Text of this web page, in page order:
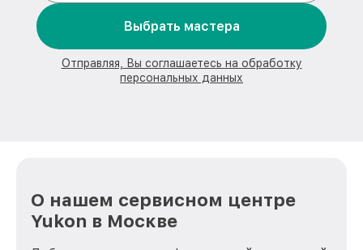
Выбрать мастера
Отправляя, Вы соглашаетесь на обработку
персональных данных
О нашем сервисном центре
Yukon в Москве